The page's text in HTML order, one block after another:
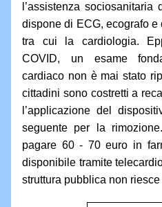
l’assistenza
dispone di ECG, ecografo
tra cui la cardiologia.
COVID, un esame
cardiaco non è mai stato
cittadini sono costretti a
l’applicazione del
seguente per la
pagare 60 - 70 euro in
disponibile tramite
struttura pubblica non